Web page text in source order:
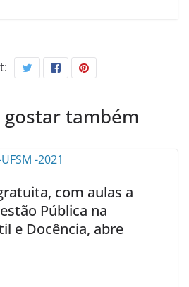
gostar também
com aulas a
Pública na
e Docência, abre